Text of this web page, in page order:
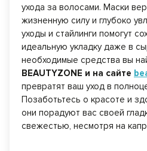
ухода за волосами. Маски
жизненную силу и глубоко
уходы и стайлинги помогут
идеальную укладку даже в
необходимые средства вы
BEAUTYZONE и на сайте
превратят ваш уход в
Позаботьтесь о красоте и
они порадуют вас своей
свежестью, несмотря на